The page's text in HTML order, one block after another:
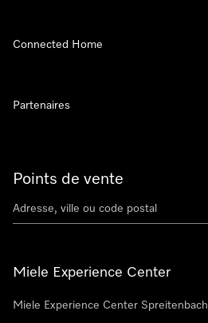
Points de vente
Miele Experience Center
Miele Experience Center Spreitenbach
Connected Home
Partenaires